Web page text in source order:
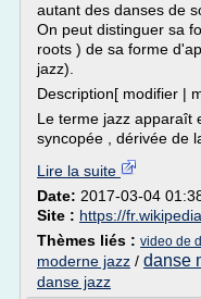
autant des danses de
On peut distinguer sa
roots ) de sa forme
jazz).
Description[ modifier |
Le terme jazz apparaît
syncopée , dérivée de
Lire la suite
Date: 2017-03-04
Site : https://
Thèmes liés : video de
moderne jazz / danse
danse jazz